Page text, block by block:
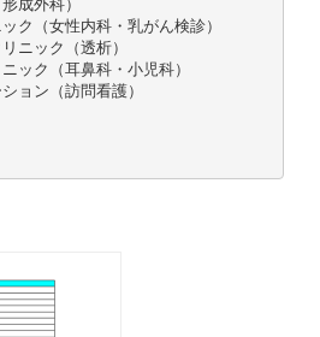
成外科）
ク（女性内科・乳がん検診）
ニック（透析）
ック（耳鼻科・小児科）
ョン（訪問看護）